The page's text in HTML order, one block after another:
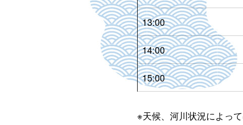
13:00
14:00
15:00
※天候、河川状況によっ